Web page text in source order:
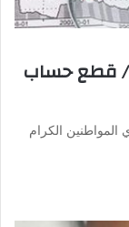
قرار رقم 1- 2026 تاريخ 16-1- 2026/ قطع حساب
المواطنين الكرام